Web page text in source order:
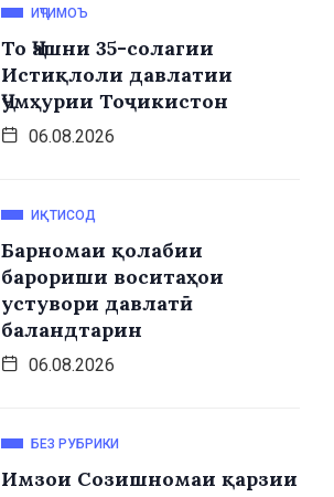
ИҶТИМОЪ
То Ҷашни 35-солагии
Истиқлоли давлатии
Ҷумҳурии Тоҷикистон
06.08.2026
ИҚТИСОД
Барномаи қолабии
барориши воситаҳои
устувори давлатӣ
баландтарин
06.08.2026
БЕЗ РУБРИКИ
Имзои Созишномаи қарзии